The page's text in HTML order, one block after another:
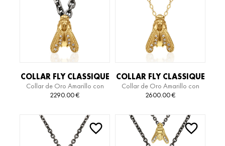
COLLAR FLY CLASSIQUE
TITANIUM
Collar de Oro Amarillo con
Diamantes y Titanio
2290.00€
COLLAR FLY CLASSIQUE
Collar de Oro Amarillo con
Diamantes
2600.00€